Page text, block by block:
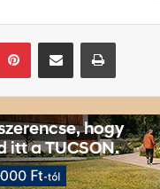
PinterestMegosztás email-ben